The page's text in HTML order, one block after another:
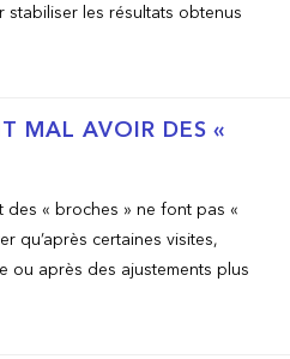
les résultats obtenus
MAL AVOIR DES «
des « broches » ne font pas «
qu’après certaines visites,
ou après des ajustements plus